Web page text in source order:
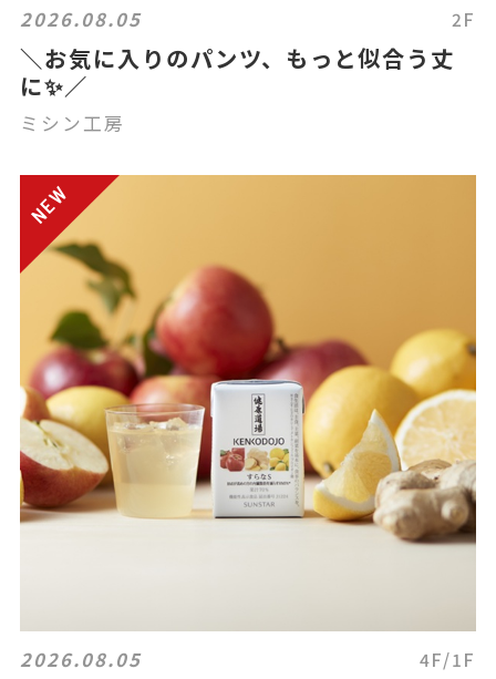
2026.08.05 2F
＼お気に入りのパンツ、もっと似合う丈
に✨／
ミシン工房
2026.08.05 4F/1F